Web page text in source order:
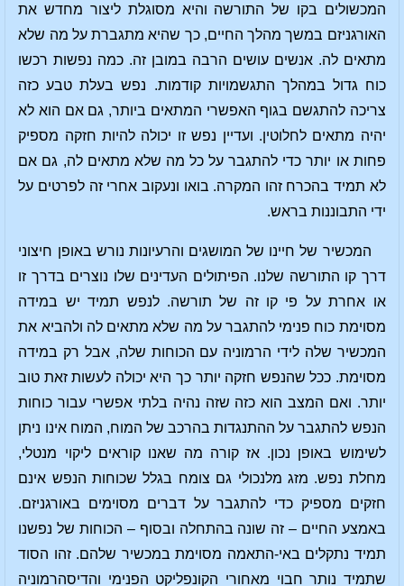
המכשולים בקו של התורשה והיא מסוגלת ליצור מחדש את
האורגניזם במשך מהלך החיים, כך שהיא מתגברת על מה שלא
מתאים לה. אנשים עושים הרבה במובן זה. כמה נפשות רכשו
כוח גדול במהלך התגשמויות קודמות. נפש בעלת טבע כזה
צריכה להתגשם בגוף האפשרי המתאים ביותר, גם אם הוא לא
יהיה מתאים לחלוטין. ועדיין נפש זו יכולה להיות חזקה מספיק
פחות או יותר כדי להתגבר על כל מה שלא מתאים לה, גם אם
לא תמיד בהכרח זהו המקרה. בואו ונעקוב אחרי זה לפרטים על
ידי התבוננות בראש.
המכשיר של חיינו של המושגים והרעיונות נורש באופן חיצוני
דרך קו התורשה שלנו. הפיתולים העדינים שלו נוצרים בדרך זו
או אחרת על פי קו זה של תורשה. לנפש תמיד יש במידה
מסוימת כוח פנימי להתגבר על מה שלא מתאים לה ולהביא את
המכשיר שלה לידי הרמוניה עם הכוחות שלה, אבל רק במידה
מסוימת. ככל שהנפש חזקה יותר כך היא יכולה לעשות זאת טוב
יותר. ואם המצב הוא כזה שזה נהיה בלתי אפשרי עבור כוחות
הנפש להתגבר על ההתנגדות בהרכב של המוח, המוח אינו ניתן
לשימוש באופן נכון. אז קורה מה שאנו קוראים ליקוי מנטלי,
מחלת נפש. מזג מלנכולי גם צומח בגלל שכוחות הנפש אינם
חזקים מספיק כדי להתגבר על דברים מסוימים באורגניזם.
באמצע החיים – זה שונה בהתחלה ובסוף – הכוחות של נפשנו
תמיד נתקלים באי-התאמה מסוימת במכשיר שלהם. זהו הסוד
שתמיד נותר חבוי מאחורי הקונפליקט הפנימי והדיסהרמוניה